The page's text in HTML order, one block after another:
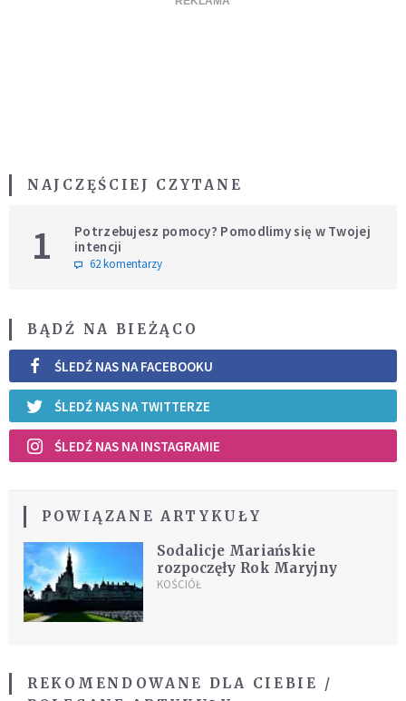
NAJCZĘŚCIEJ CZYTANE
1
Potrzebujesz pomocy? Pomodlimy się w Twojej
intencji
62 komentarzy
BĄDŹ NA BIEŻĄCO
ŚLEDŹ NAS NA FACEBOOKU
ŚLEDŹ NAS NA TWITTERZE
ŚLEDŹ NAS NA INSTAGRAMIE
POWIĄZANE ARTYKUŁY
Sodalicje Mariańskie
rozpoczęły Rok Maryjny
KOŚCIÓŁ
REKOMENDOWANE DLA CIEBIE /